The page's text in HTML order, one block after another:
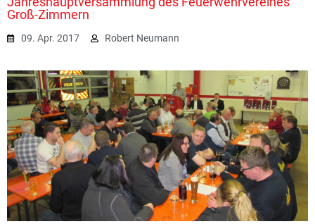
Groß-Zimmern
09. Apr. 2017 Robert Neumann